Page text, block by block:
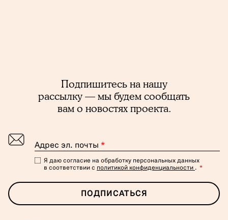
Подпишитесь на нашу
рассылку — мы будем сообщать
вам о новостях проекта.
Адрес эл. почты *
Я даю согласие на обработку персональных данных
в соответствии с политикой конфиденциальности . *
ПОДПИСАТЬСЯ